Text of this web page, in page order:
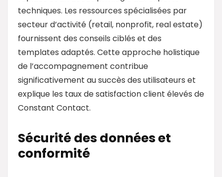
techniques. Les ressources spécialisées par
secteur d’activité (retail, nonprofit, real estate)
fournissent des conseils ciblés et des
templates adaptés. Cette approche holistique
de l’accompagnement contribue
significativement au succès des utilisateurs et
explique les taux de satisfaction client élevés de
Constant Contact.
Sécurité des données et
conformité